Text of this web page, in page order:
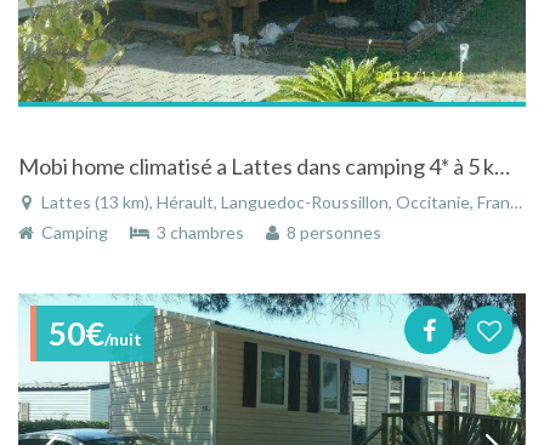
Mobi home climatisé a Lattes dans camping 4* à 5 km de la plage
Lattes (13 km), Hérault, Languedoc-Roussillon, Occitanie, France
Camping
3 chambres 8 personnes
50€/nuit